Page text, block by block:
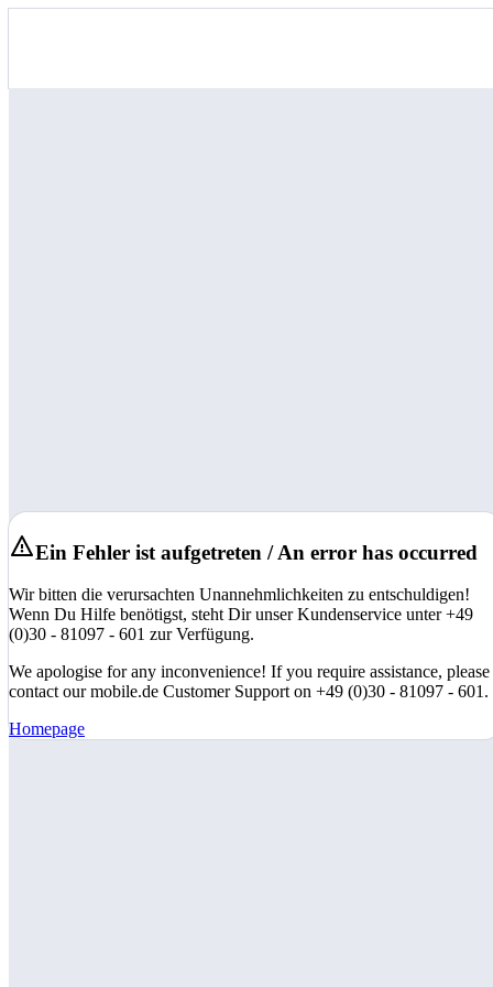
Ein Fehler ist aufgetreten / An error has occurred
Wir bitten die verursachten Unannehmlichkeiten zu entschuldigen!
Wenn Du Hilfe benötigst, steht Dir unser Kundenservice unter +49
(0)30 - 81097 - 601 zur Verfügung.
We apologise for any inconvenience! If you require assistance, please
contact our mobile.de Customer Support on +49 (0)30 - 81097 - 601.
Homepage